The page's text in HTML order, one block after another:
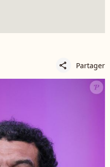
share Partager